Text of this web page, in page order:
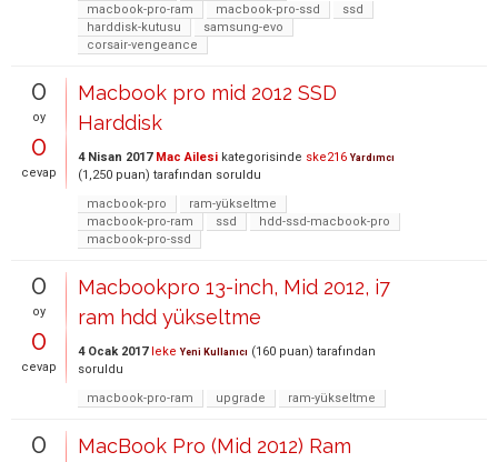
macbook-pro-ram
macbook-pro-ssd
ssd
harddisk-kutusu
samsung-evo
corsair-vengeance
0
oy
0
cevap
Macbook pro mid 2012 SSD
Harddisk
4 Nisan 2017 Mac Ailesi kategorisinde ske216 Yardımcı
(1,250 puan) tarafından soruldu
macbook-pro
ram-yükseltme
macbook-pro-ram
ssd
hdd-ssd-macbook-pro
macbook-pro-ssd
0
oy
0
cevap
Macbookpro 13-inch, Mid 2012, i7
ram hdd yükseltme
4 Ocak 2017 leke Yeni Kullanıcı (160 puan) tarafından
soruldu
macbook-pro-ram
upgrade ram-yükseltme
0
MacBook Pro (Mid 2012) Ram